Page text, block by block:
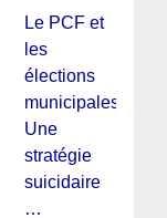
Le PCF et
les
élections
municipales :
Une
stratégie
suicidaire
…